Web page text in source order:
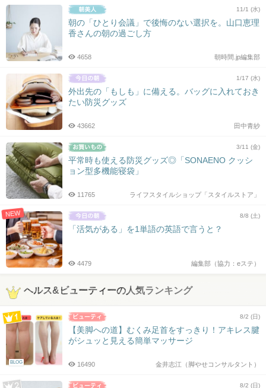
11/1 (水)
朝の「ひとり会議」で後悔のない選択を。山口恵理
香さんの朝の過ごし方
朝時間.jp編集部
4658
1/17 (水)
外出先の「もしも」に備える。バッグに入れておき
たい防災グッズ
田中青紗
43662
3/11 (金)
平常時も使える防災グッズ◎「SONAENO クッシ
ョン型多機能寝袋」
ライフスタイルショップ「スタイルストア」
11765
NEW 8/8 (土)
「活気がある」を1単語の英語で言うと？
編集部（協力：eステ）
4479
ヘルス&ビューティーの人気ランキング
BLOG
8/2 (日)
【美脚への道】むくみ足首をすっきり！アキレス腱
がシュッと見える簡単マッサージ
金井志江（脚やせコンサルタント）
16490
8/2 (日)